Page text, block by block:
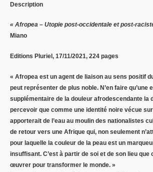
Description
« Afropea – Utopie post-occidentale et post-
Miano
Editions Pluriel, 17/11/2021, 224 pages
« Afropea est un agent de liaison au sens positif
peut représenter de plus noble. N’en faire qu’une
supplémentaire de la douleur afrodescendante la
percevoir que comme une identité noire vécue
apporterait de l’eau au moulin des nationalistes
de retour vers une Afrique qui, non seulement
pour laquelle la couleur de la peau est un
insuffisant. C’est à partir de soi et de son lieu que
œuvrer pour transformer le monde. »